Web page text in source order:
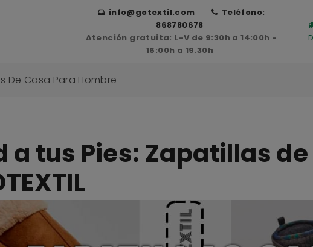
info@gotextil.com
Teléfono:
868780678
Atención gratuita: L-V de 9:30h a 14:00h -
16:00h a 19.30h
De Casa Para Hombre
a tus Pies: Zapatillas